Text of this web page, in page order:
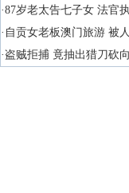
·87岁老太告七子女 法官
·自贡女老板澳门旅游 被
·盗贼拒捕 竟抽出猎刀